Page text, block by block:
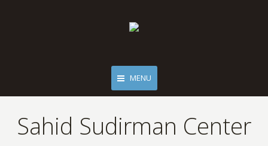
MENU
Sahid Sudirman Center